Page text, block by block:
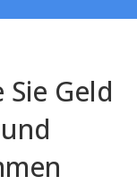
Geld